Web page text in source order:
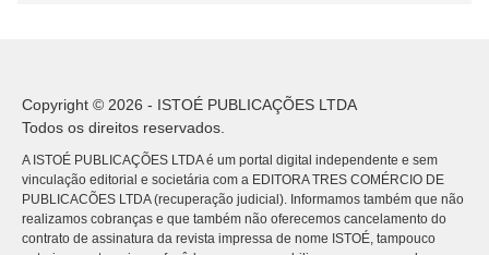
Copyright © 2026 - ISTOÉ PUBLICAÇÕES LTDA
Todos os direitos reservados.
A ISTOÉ PUBLICAÇÕES LTDA é um portal digital independente e sem
vinculação editorial e societária com a EDITORA TRES COMÉRCIO DE
PUBLICACÕES LTDA (recuperação judicial). Informamos também que não
realizamos cobranças e que também não oferecemos cancelamento do
contrato de assinatura da revista impressa de nome ISTOÉ, tampouco